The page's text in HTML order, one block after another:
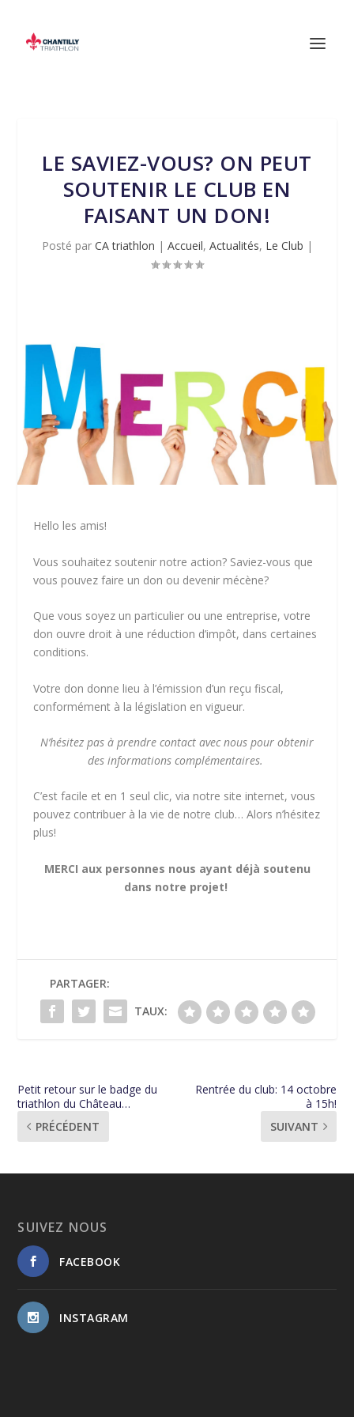
LE SAVIEZ-VOUS? ON PEUT
SOUTENIR LE CLUB EN
FAISANT UN DON!
Posté par CA triathlon | Accueil, Actualités, Le Club |
Hello les amis!
Vous souhaitez soutenir notre action? Saviez-vous que
vous pouvez faire un don ou devenir mécène?
Que vous soyez un particulier ou une entreprise, votre
don ouvre droit à une réduction d’impôt, dans certaines
conditions.
Votre don donne lieu à l’émission d’un reçu fiscal,
conformément à la législation en vigueur.
N’hésitez pas à prendre contact avec nous pour obtenir
des informations complémentaires.
C’est facile et en 1 seul clic, via notre site internet, vous
pouvez contribuer à la vie de notre club… Alors n’hésitez
plus!
MERCI aux personnes nous ayant déjà soutenu
dans notre projet!
PARTAGER:
TAUX:
Petit retour sur le badge du
triathlon du Château…
PRÉCÉDENT
Rentrée du club: 14 octobre
à 15h!
SUIVANT
SUIVEZ NOUS
FACEBOOK
INSTAGRAM